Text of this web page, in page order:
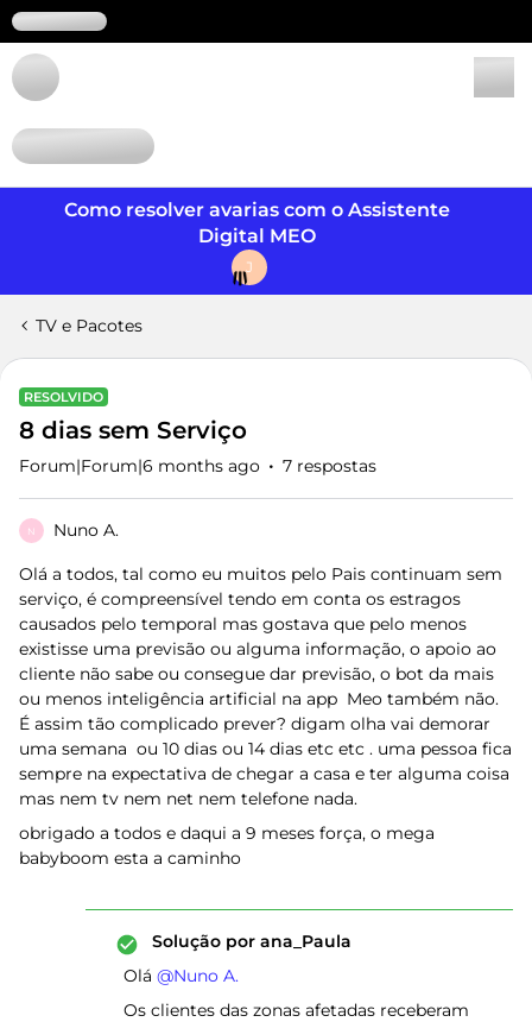
Como resolver avarias com o Assistente
Digital MEO
J
TV e Pacotes
RESOLVIDO
8 dias sem Serviço
Forum|Forum|6 months ago 7 respostas
N Nuno A.
Olá a todos, tal como eu muitos pelo Pais continuam sem
serviço, é compreensível tendo em conta os estragos
causados pelo temporal mas gostava que pelo menos
existisse uma previsão ou alguma informação, o apoio ao
cliente não sabe ou consegue dar previsão, o bot da mais
ou menos inteligência artificial na app Meo também não.
É assim tão complicado prever? digam olha vai demorar
uma semana ou 10 dias ou 14 dias etc etc . uma pessoa fica
sempre na expectativa de chegar a casa e ter alguma coisa
mas nem tv nem net nem telefone nada.
obrigado a todos e daqui a 9 meses força, o mega
babyboom esta a caminho
Solução por ana_Paula
Olá ​ @Nuno A.
Os clientes das zonas afetadas receberam